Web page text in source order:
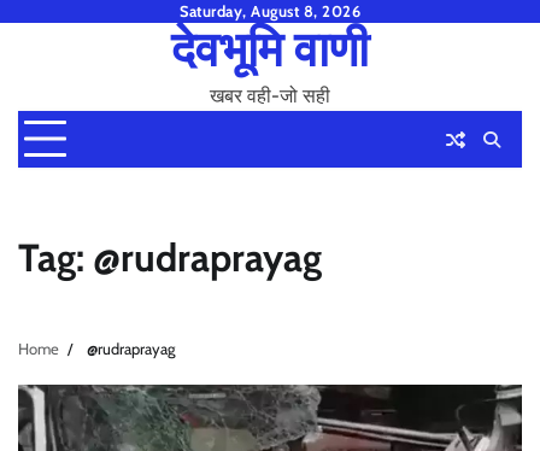
Saturday, August 8, 2026
देवभूमि वाणी
खबर वही-जो सही
Tag: @rudraprayag
Home @rudraprayag